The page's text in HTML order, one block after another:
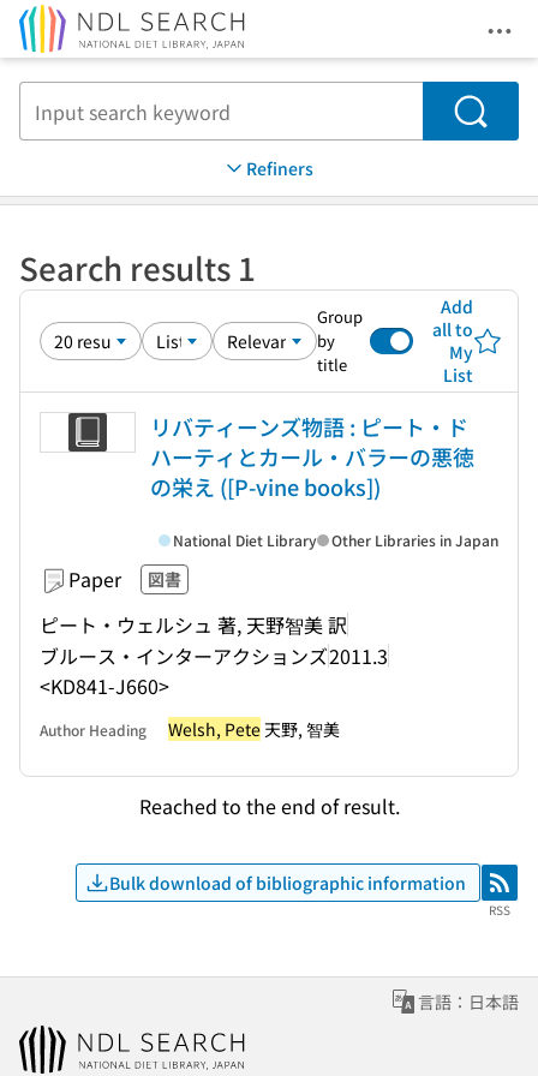
Search
Refiners
Search results 1
Group
by
title
Add
all to
My
List
リバティーンズ物語 : ピート・ド
ハーティとカール・バラーの悪徳
の栄え ([P-vine books])
Paper 図書
ピート・ウェルシュ 著, 天野智美 訳
ブルース・インターアクションズ2011.3
<KD841-J660>
National Diet Library Other Libraries in Japan
Author Heading Welsh, Pete天野, 智美
Reached to the end of result.
Bulk download of bibliographic information RSS
RSS
言語：日本語